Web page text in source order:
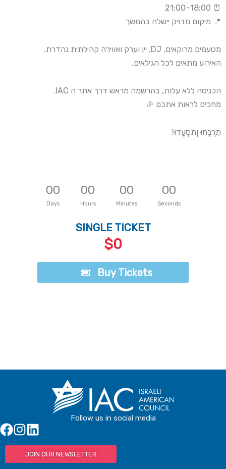
⏰ 18:00–21:00
📍 מיקום מדויק יישלח בהמשך
מטעמים מרוקאים, DJ, יין וערק ואווירה קהילתית נהדרת.
האירוע מתאים לכל הגילאים.
הכניסה ללא עלות, בהרשמה מראש דרך אתר ה IAC.
מחכים לראות אתכם 🎉
תִּרְבְּחוּ וְתִסְעָדוּ!
00
Days
00
Hours
00
Minutes
00
Seconds
SINGLE TICKET
$0
Buy Tickets
Follow us in social media
JOIN OUR NEWSLETTER